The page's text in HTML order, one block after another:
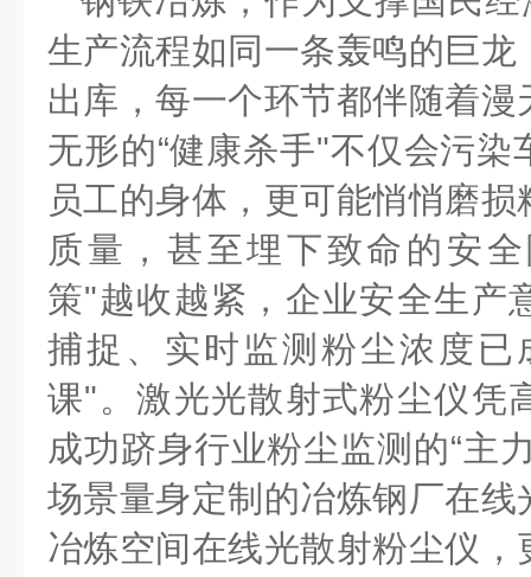
生产流程如同一条轰鸣的巨
出库，每一个环节都伴随着
无形的“健康杀手"不仅会污染
员工的身体，更可能悄悄磨
质量，甚至埋下致命的安
策"越收越紧，企业安全生产
捕捉、实时监测粉尘浓度已
课"。激光光散射式粉尘仪凭
成功跻身行业粉尘监测的“主
场景量身定制的冶炼钢厂在
冶炼空间在线光散射粉尘仪